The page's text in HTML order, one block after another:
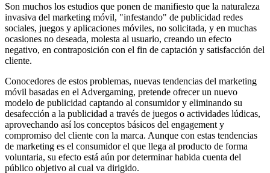
Son muchos los estudios que ponen de manifiesto que la naturaleza
invasiva del marketing móvil, "infestando" de publicidad redes
sociales, juegos y aplicaciones móviles, no solicitada, y en muchas
ocasiones no deseada, molesta al usuario, creando un efecto
negativo, en contraposición con el fin de captación y satisfacción del
cliente.
Conocedores de estos problemas, nuevas tendencias del marketing
móvil basadas en el Advergaming, pretende ofrecer un nuevo
modelo de publicidad captando al consumidor y eliminando su
desafección a la publicidad a través de juegos o actividades lúdicas,
aprovechando así los conceptos básicos del engagement y
compromiso del cliente con la marca. Aunque con estas tendencias
de marketing es el consumidor el que llega al producto de forma
voluntaria, su efecto está aún por determinar habida cuenta del
público objetivo al cual va dirigido.